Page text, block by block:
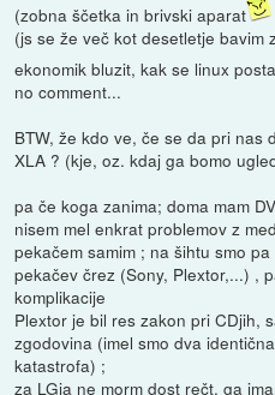
(zobna ščetka in brivski aparat
(js se že več kot desetletje bavim
ekonomik bluzit, kak se linux
no comment...
BTW, že kdo ve, če se da pri nas
XLA ? (kje, oz. kdaj ga bomo
pa če koga zanima; doma mam
nisem mel enkrat problemov z
pekačem samim ; na šihtu smo
pekačev črez (Sony, Plextor,...) ,
komplikacije
Plextor je bil res zakon pri CDjih,
zgodovina (imel smo dva
katastrofa) ;
za LGja ne morm dost rečt, ga